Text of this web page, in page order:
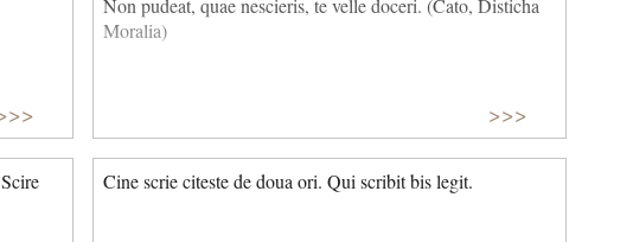
Non pudeat, quae nescieris, te velle doceri. (Cato, Disticha
Moralia)
>>>
Cine scrie citeste de doua ori. Qui scribit bis legit.